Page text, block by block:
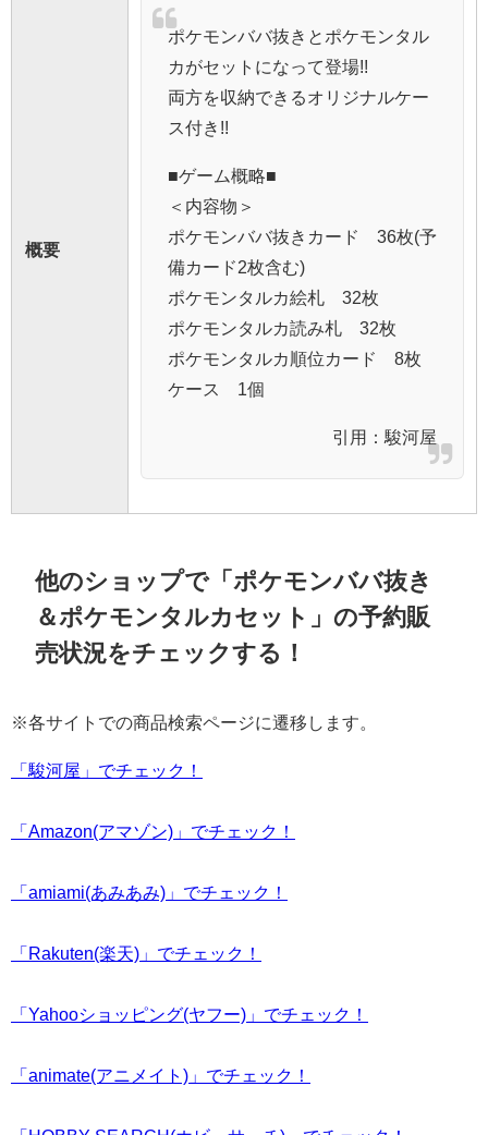
概要
ポケモンババ抜きとポケモンタル
カがセットになって登場!!
両方を収納できるオリジナルケー
ス付き!!
■ゲーム概略■
＜内容物＞
ポケモンババ抜きカード 36枚(予
備カード2枚含む)
ポケモンタルカ絵札 32枚
ポケモンタルカ読み札 32枚
ポケモンタルカ順位カード 8枚
ケース 1個
引用： 駿河屋
他のショップで「ポケモンババ抜き
＆ポケモンタルカセット」の予約販
売状況をチェックする！
※各サイトでの商品検索ページに遷移します。
「駿河屋」でチェック！
「Amazon(アマゾン)」でチェック！
「amiami(あみあみ)」でチェック！
「Rakuten(楽天)」でチェック！
「Yahooショッピング(ヤフー)」でチェック！
「animate(アニメイト)」でチェック！